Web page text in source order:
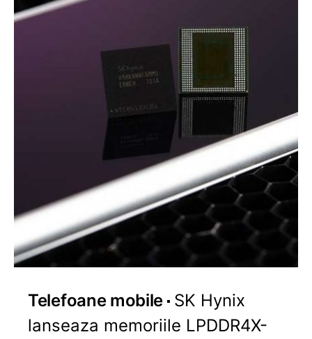
Telefoane mobile SK Hynix
lanseaza memoriile LPDDR4X-